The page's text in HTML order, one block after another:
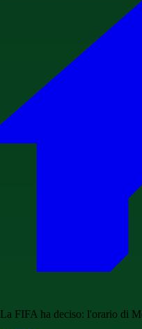
La FIFA ha deciso: l'orario di